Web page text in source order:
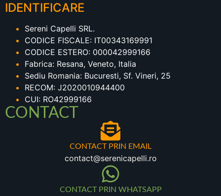
IDENTIFICARE
Sereni Capelli SRL.
CODICE FISCALE: IT00343169991
CODICE ESTERO: 000042999166
Fabrica: Resana, Veneto, Italia
Sediu Romania: Bucuresti, Sf. Vineri, 25
RECOM: J2020010944400
CUI: RO42999166
CONTACT
CONTACT PRIN EMAIL
contact@serenicapelli.ro
CONTACT PRIN WHATSAPP